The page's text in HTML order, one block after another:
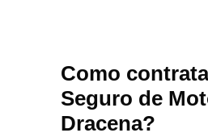
Como
Seguro de
Dracena?